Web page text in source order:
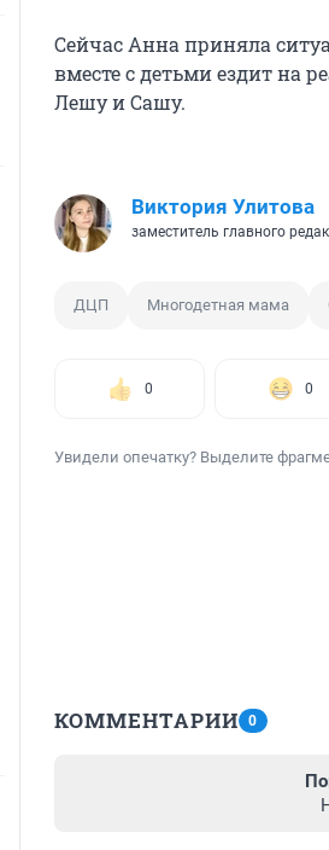
Сейчас Анна приняла
вместе с детьми ездит на
Лешу и Сашу.
Виктория Улитова
заместитель главного
ДЦП Многодетная мама
0 0
Увидели опечатку? Выделите
КОММЕНТАРИИ 0